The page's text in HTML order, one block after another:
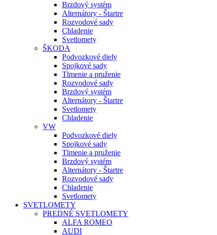
Brzdový systém
Alternátory - Štartre
Rozvodové sady
Chladenie
Svetlomety
ŠKODA
Podvozkové diely
Spojkové sady
Tlmenie a pruženie
Rozvodové sady
Brzdový systém
Alternátory - Štartre
Svetlomety
Chladenie
VW
Podvozkové diely
Spojkové sady
Tlmenie a pruženie
Brzdový systém
Alternátory - Štartre
Rozvodové sady
Chladenie
Svetlomety
SVETLOMETY
PREDNÉ SVETLOMETY
ALFA ROMEO
AUDI